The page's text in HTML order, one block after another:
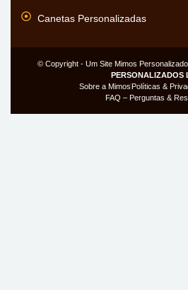
Canetas Personalizadas
© Copyright - Um Site Mimos
PERSONALIZADOS
Sobre a MimosPolíticas &
FAQ – Perguntas &